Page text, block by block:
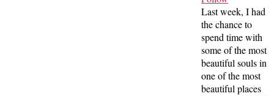
Last week, I had
the chance to
spend time with
some of the most
beautiful souls in
one of the most
beautiful places